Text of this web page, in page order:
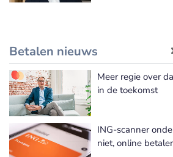
Betalen nieuws
Meer regie over
in de toekomst
ING-scanner
niet, online